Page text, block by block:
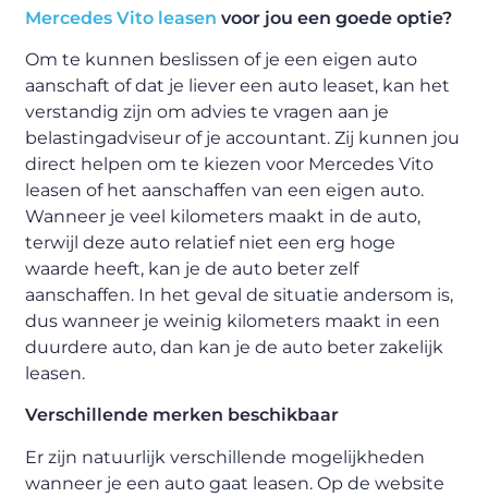
Mercedes Vito leasen voor jou een goede optie?
Om te kunnen beslissen of je een eigen auto
aanschaft of dat je liever een auto leaset, kan het
verstandig zijn om advies te vragen aan je
belastingadviseur of je accountant. Zij kunnen jou
direct helpen om te kiezen voor Mercedes Vito
leasen of het aanschaffen van een eigen auto.
Wanneer je veel kilometers maakt in de auto,
terwijl deze auto relatief niet een erg hoge
waarde heeft, kan je de auto beter zelf
aanschaffen. In het geval de situatie andersom is,
dus wanneer je weinig kilometers maakt in een
duurdere auto, dan kan je de auto beter zakelijk
leasen.
Verschillende merken beschikbaar
Er zijn natuurlijk verschillende mogelijkheden
wanneer je een auto gaat leasen. Op de website